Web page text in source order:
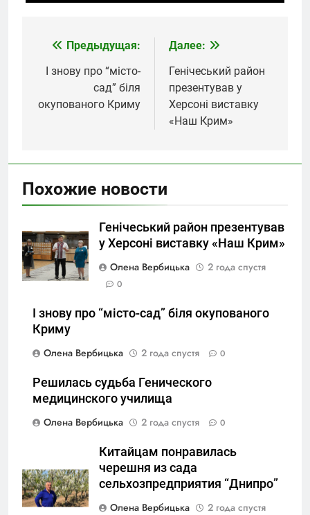
Навигация
по
записям
Предыдущая:
І знову про “місто-
сад” біля
окупованого Криму
Далее:
Генічеський район
презентував у
Херсоні виставку
«Наш Крим»
Похожие новости
Генічеський район презентував
у Херсоні виставку «Наш Крим»
Олена Вербицька
2 года спустя
0
І знову про “місто-сад” біля окупованого
Криму
Олена Вербицька
2 года спустя 0
Решилась судьба Генического
медицинского училища
Олена Вербицька
2 года спустя 0
Китайцам понравилась
черешня из сада
сельхозпредприятия “Днипро”
Олена Вербицька
2 года спустя